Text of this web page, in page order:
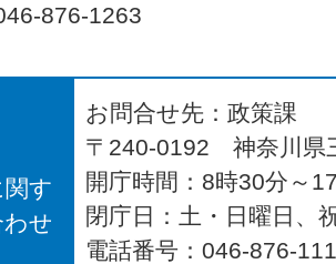
876-1263
す
せ
お問合せ先：政策課
〒240-0192 神奈川県
開庁時間：8時30分～
閉庁日：土・日曜日、
電話番号：046-876-